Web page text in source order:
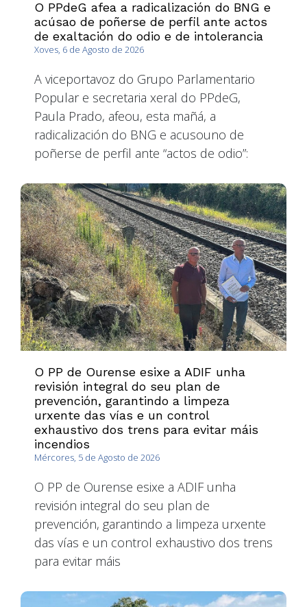
O PPdeG afea a radicalización do BNG e
acúsao de poñerse de perfil ante actos
de exaltación do odio e de intolerancia
Xoves, 6 de Agosto de 2026
A viceportavoz do Grupo Parlamentario
Popular e secretaria xeral do PPdeG,
Paula Prado, afeou, esta mañá, a
radicalización do BNG e acusouno de
poñerse de perfil ante “actos de odio”:
O PP de Ourense esixe a ADIF unha
revisión integral do seu plan de
prevención, garantindo a limpeza
urxente das vías e un control
exhaustivo dos trens para evitar máis
incendios
Mércores, 5 de Agosto de 2026
O PP de Ourense esixe a ADIF unha
revisión integral do seu plan de
prevención, garantindo a limpeza urxente
das vías e un control exhaustivo dos trens
para evitar máis